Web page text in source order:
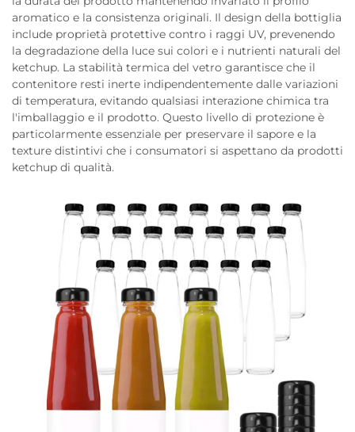
aromatico e la consistenza originali. Il design della bottiglia
include proprietà protettive contro i raggi UV, prevenendo
la degradazione della luce sui colori e i nutrienti naturali del
ketchup. La stabilità termica del vetro garantisce che il
contenitore resti inerte indipendentemente dalle variazioni
di temperatura, evitando qualsiasi interazione chimica tra
l'imballaggio e il prodotto. Questo livello di protezione è
particolarmente essenziale per preservare il sapore e la
texture distintivi che i consumatori si aspettano da prodotti
ketchup di qualità.